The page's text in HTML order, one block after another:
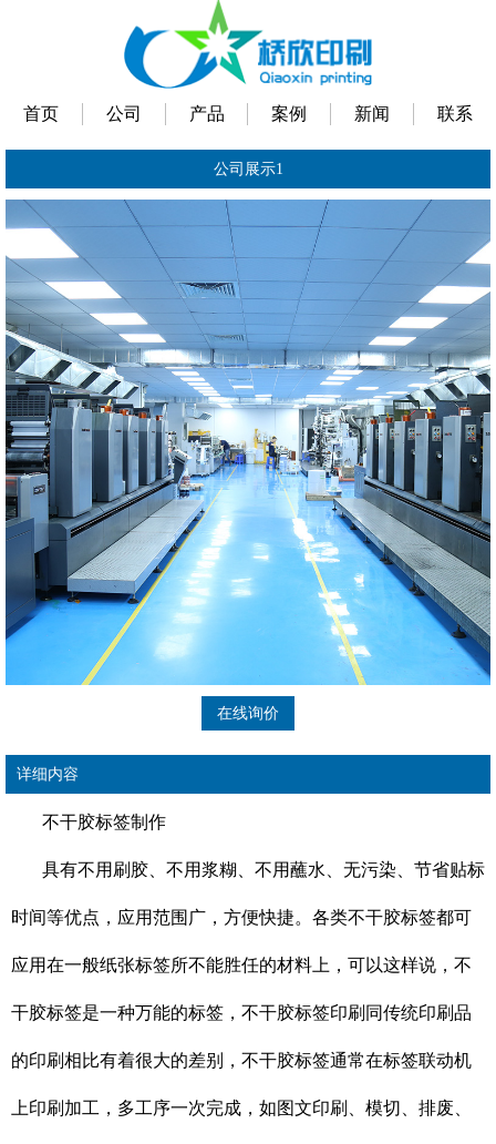
首页 公司 产品 案例 新闻 联系
公司展示1
在线询价
详细内容
不干胶标签制作
具有不用刷胶、不用浆糊、不用蘸水、无污染、节省贴标
时间等优点，应用范围广，方便快捷。各类不干胶标签都可
应用在一般纸张标签所不能胜任的材料上，可以这样说，不
干胶标签是一种万能的标签，不干胶标签印刷同传统印刷品
的印刷相比有着很大的差别，不干胶标签通常在标签联动机
上印刷加工，多工序一次完成，如图文印刷、模切、排废、